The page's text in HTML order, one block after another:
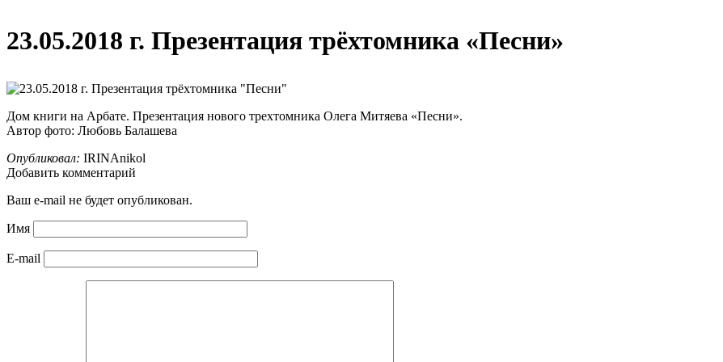
23.05.2018 г. Презентация трёхтомника «Песни»
Дом книги на Арбате. Презентация нового трехтомника Олега Митяева «Песни».
Автор фото: Любовь Балашева
Опубликовал: IRINAnikol
Добавить комментарий
Ваш e-mail не будет опубликован.
Имя
E-mail